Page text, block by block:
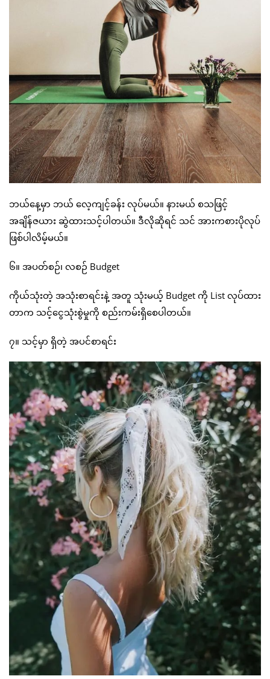
ဘယ်နေ့မှာ ဘယ် လေ့ကျင့်ခန်း လုပ်မယ်။ နားမယ် စသဖြင့်
အချိန်ဇယား ဆွဲထားသင့်ပါတယ်။ ဒီလိုဆိုရင် သင် အားကစားပိုလုပ်
ဖြစ်ပါလိမ့်မယ်။
၆။ အပတ်စဉ်၊ လစဉ် Budget
ကိုယ်သုံးတဲ့ အသုံးစာရင်းနဲ့ အတူ သုံးမယ့် Budget ကို List လုပ်ထား
တာက သင့်ငွေသုံးစွဲမှုကို စည်းကမ်းရှိစေပါတယ်။
၇။ သင့်မှာ ရှိတဲ့ အပင်စာရင်း